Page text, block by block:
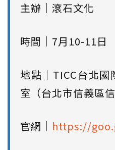
主辦｜滾石文化
時間｜7月10-11日
地點｜TICC台北
室（台北市信義區
官網｜ https://